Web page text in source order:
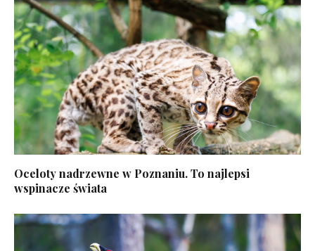
Oceloty nadrzewne w Poznaniu. To najlepsi
wspinacze świata